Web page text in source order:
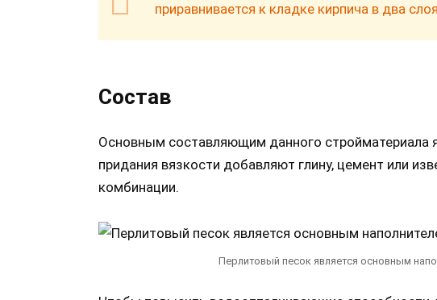
приравнивается к кладке кирпича в два
Состав
Основным составляющим данного стройматериала
придания вязкости добавляют глину, цемент или
комбинации.
Перлитовый песок является основным